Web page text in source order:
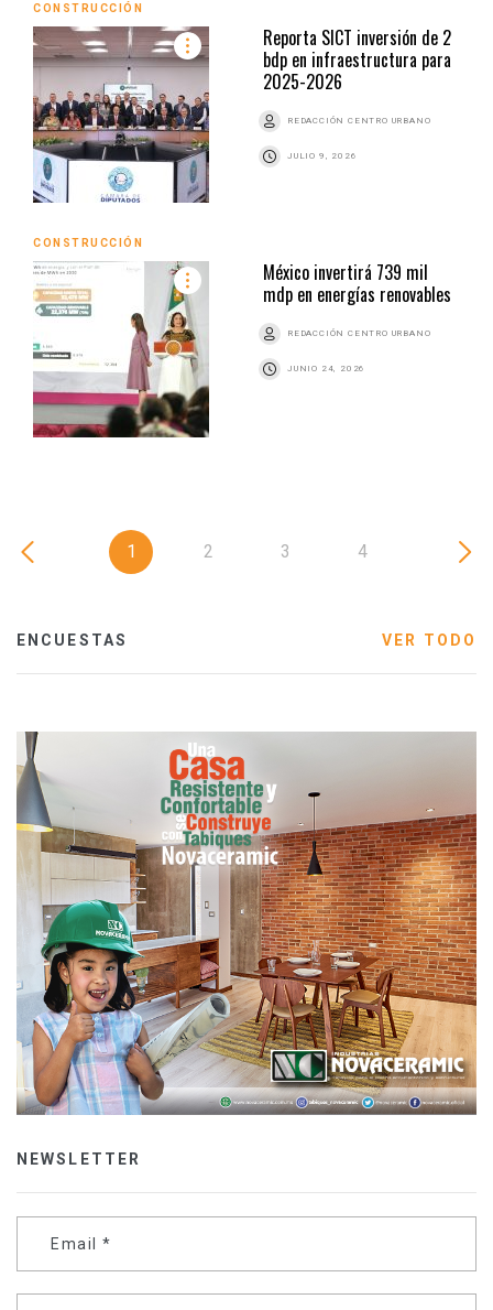
CONSTRUCCIÓN
Reporta SICT inversión de 2
bdp en infraestructura para
2025-2026
REDACCIÓN CENTRO URBANO
JULIO 9, 2026
CONSTRUCCIÓN
México invertirá 739 mil
mdp en energías renovables
REDACCIÓN CENTRO URBANO
JUNIO 24, 2026
1 2 3 4
ENCUESTAS VER TODO
NEWSLETTER
Email *